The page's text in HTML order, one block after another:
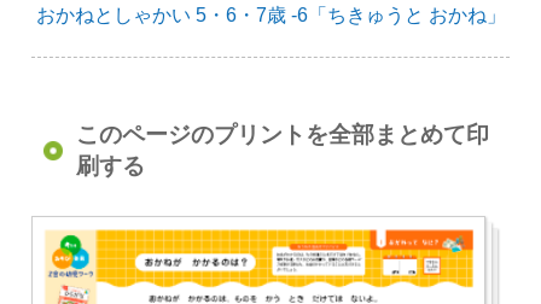
おかねとしゃかい 5・6・7歳 -6「ちきゅうと おかね」
このページのプリントを全部まとめて印
刷する